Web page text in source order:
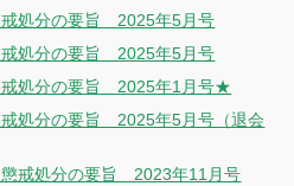
戒処分の要旨 2025年5月号
戒処分の要旨 2025年5月号
戒処分の要旨 2025年1月号★
戒処分の要旨 2025年5月号（退会
懲戒処分の要旨 2023年11月号